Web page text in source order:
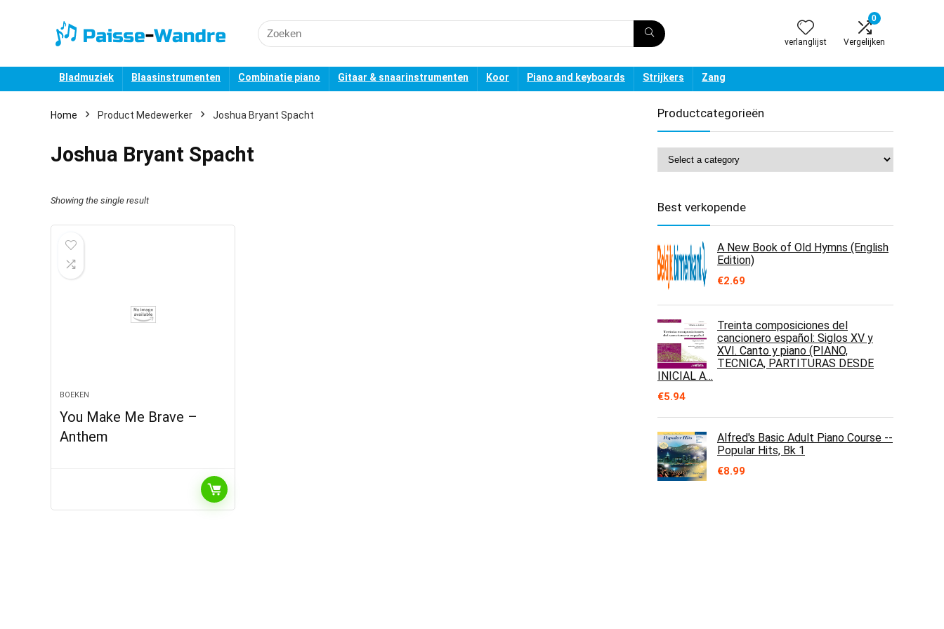
Search
for:
verlanglijst
0
Vergelijken
Bladmuziek Blaasinstrumenten Combinatie piano Gitaar & snaarinstrumenten Koor Piano and keyboards Strijkers Zang
Home Product Medewerker Joshua Bryant Spacht
Joshua Bryant Spacht
Showing the single result
BOEKEN
You Make Me Brave –
Anthem
Productcategorieën
Best verkopende
A New Book of Old Hymns (English
Edition)
€2.69
Treinta composiciones del
cancionero español: Siglos XV y
XVI. Canto y piano (PIANO,
TECNICA, PARTITURAS DESDE
INICIAL A…
€5.94
Alfred's Basic Adult Piano Course --
Popular Hits, Bk 1
€8.99